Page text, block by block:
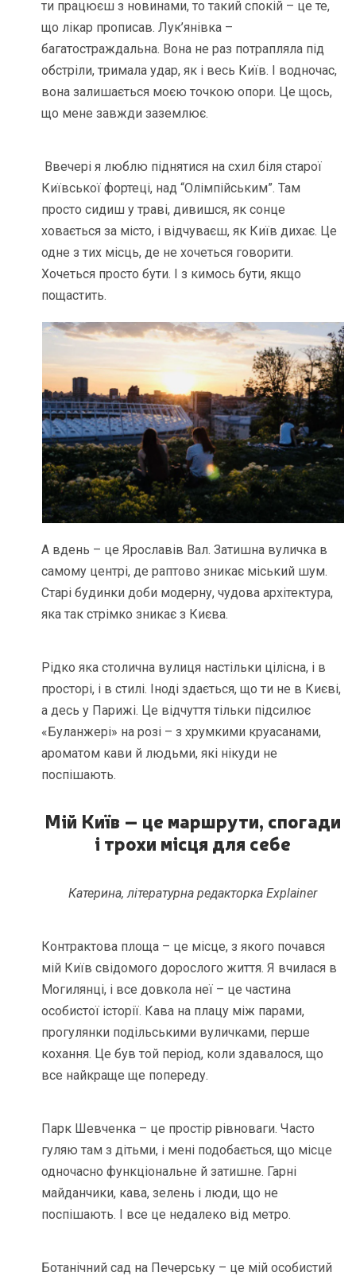
ти працюєш з новинами, то такий спокій – це те,
що лікар прописав. Лук’янівка –
багатостраждальна. Вона не раз потрапляла під
обстріли, тримала удар, як і весь Київ. І водночас,
вона залишається моєю точкою опори. Це щось,
що мене завжди заземлює.
Ввечері я люблю піднятися на схил біля старої
Київської фортеці, над “Олімпійським”. Там
просто сидиш у траві, дивишся, як сонце
ховається за місто, і відчуваєш, як Київ дихає. Це
одне з тих місць, де не хочеться говорити.
Хочеться просто бути. І з кимось бути, якщо
пощастить.
А вдень – це Ярославів Вал. Затишна вуличка в
самому центрі, де раптово зникає міський шум.
Старі будинки доби модерну, чудова архітектура,
яка так стрімко зникає з Києва.
Рідко яка столична вулиця настільки цілісна, і в
просторі, і в стилі. Іноді здається, що ти не в Києві,
а десь у Парижі. Це відчуття тільки підсилює
«Буланжері» на розі – з хрумкими круасанами,
ароматом кави й людьми, які нікуди не
поспішають.
Мій Київ – це маршрути, спогади
і трохи місця для себе
Катерина, літературна редакторка Explainer
Контрактова площа – це місце, з якого почався
мій Київ свідомого дорослого життя. Я вчилася в
Могилянці, і все довкола неї – це частина
особистої історії. Кава на плацу між парами,
прогулянки подільськими вуличками, перше
кохання. Це був той період, коли здавалося, що
все найкраще ще попереду.
Парк Шевченка – це простір рівноваги. Часто
гуляю там з дітьми, і мені подобається, що місце
одночасно функціональне й затишне. Гарні
майданчики, кава, зелень і люди, що не
поспішають. І все це недалеко від метро.
Ботанічний сад на Печерську – це мій особистий